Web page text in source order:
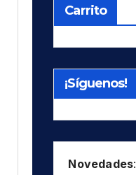
Carrito
¡Síguenos!
Novedades: